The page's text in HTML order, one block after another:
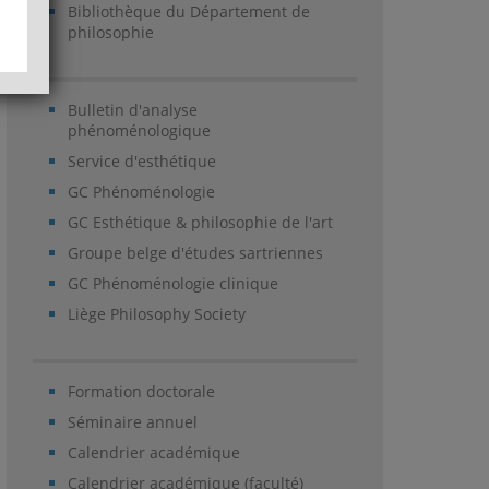
Bibliothèque du Département de
philosophie
Bulletin d'analyse
phénoménologique
Service d'esthétique
GC Phénoménologie
GC Esthétique & philosophie de l'art
Groupe belge d'études sartriennes
GC Phénoménologie clinique
Liège Philosophy Society
Formation doctorale
Séminaire annuel
Calendrier académique
Calendrier académique (faculté)